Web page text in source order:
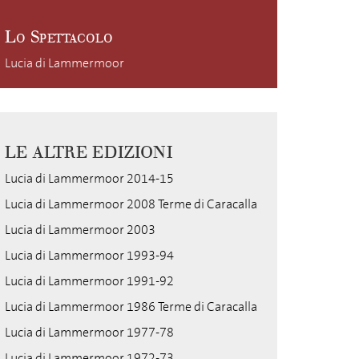
Lo Spettacolo
Lucia di Lammermoor
LE ALTRE EDIZIONI
Lucia di Lammermoor 2014-15
Lucia di Lammermoor 2008 Terme di Caracalla
Lucia di Lammermoor 2003
Lucia di Lammermoor 1993-94
Lucia di Lammermoor 1991-92
Lucia di Lammermoor 1986 Terme di Caracalla
Lucia di Lammermoor 1977-78